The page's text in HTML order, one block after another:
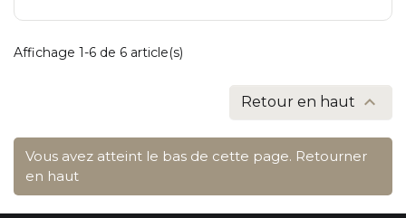
Affichage 1-6 de 6 article(s)
Retour en haut 
Vous avez atteint le bas de cette page. Retourner
en haut